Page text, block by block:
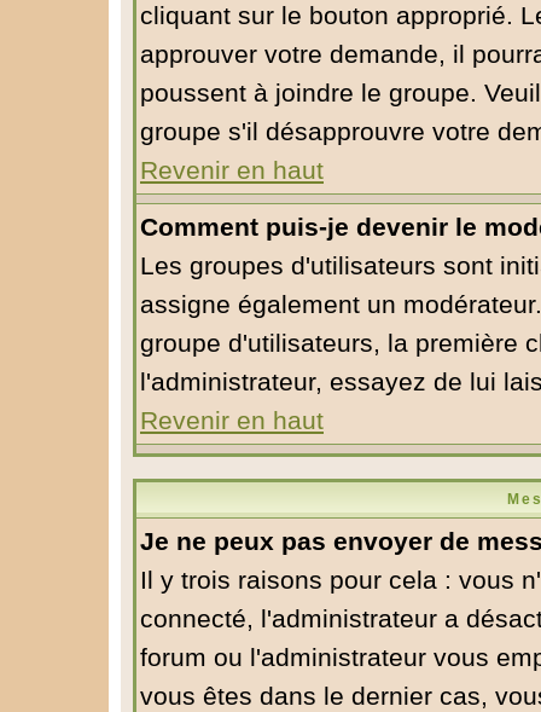
cliquant sur le bouton approprié.
approuver votre demande, il
poussent à joindre le groupe.
groupe s'il désapprouvre votre
Revenir en haut
Comment puis-je devenir le
Les groupes d'utilisateurs sont
assigne également un
groupe d'utilisateurs, la première
l'administrateur, essayez de lui
Revenir en haut
Je ne peux pas envoyer de
Il y trois raisons pour cela : vous
connecté, l'administrateur a
forum ou l'administrateur vous
vous êtes dans le dernier cas,